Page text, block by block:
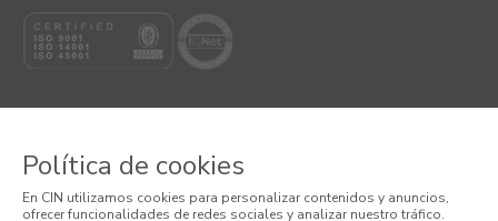
Política de cookies
En CIN utilizamos cookies para personalizar contenidos y anuncios,
ofrecer funcionalidades de redes sociales y analizar nuestro tráfico.